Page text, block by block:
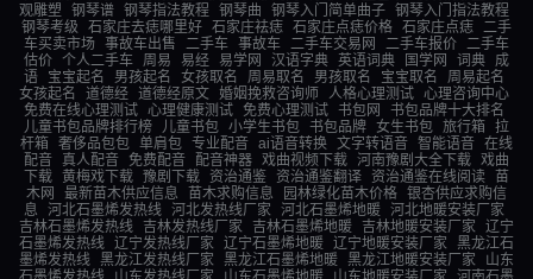
观雕塑
钢琴谱 钢琴指法教程 钢琴曲 钢琴入门简单曲子
钢琴入门指法教程
钢琴考级
石家庄去痣哪里好 石家庄祛痣 石家庄点痣价格 石家庄点痣
二手
车买卖市场
事故车出售 二手车 事故车 二手车交易网 二手车报价
二手车
估价 个人二手车 周易 易经 易学网 汉语字典 英语词典 国学网 词典
成
语
宝宝起名 男孩起名 女孩取名 周易取名 男孩取名 宝宝取名
周易起名
女孩起名
道德经 道德经原文 婚姻挽救咨询师 人格心理测试
心理咨询中心
免费在线心理测试
心理健康测试 免费心理测试 书包网
书包品牌十大排名
儿童书包品牌排行榜
儿童书包 小学生书包 书包品牌 女生书包 旅行箱 拉
杆箱 奢侈品包包 单肩包 专业配音 ai语音转换 文字转语音 智能语音 在线
配音 真人配音 免费配音 配音神器 戏曲视频下载 河南豫剧大全下载 戏曲
下载 黄梅戏下载 豫剧下载 资治通鉴 资治通鉴翻译 资治通鉴在线阅读 苗
木网
最新苗木供应信息 苗木求购信息 园林绿化苗木价格 银杏供应求购信
息
河北石墨烯发热线 河北发热线厂家 河北石墨烯地暖
河北地暖安装厂家
吉林石墨烯发热线
吉林发热线厂家 吉林石墨烯地暖 吉林地暖安装厂家
辽宁
石墨烯发热线
辽宁发热线厂家 辽宁石墨烯地暖 辽宁地暖安装厂家
黑龙江石
墨烯发热线
黑龙江发热线厂家 黑龙江石墨烯地暖 黑龙江地暖安装厂家
山东